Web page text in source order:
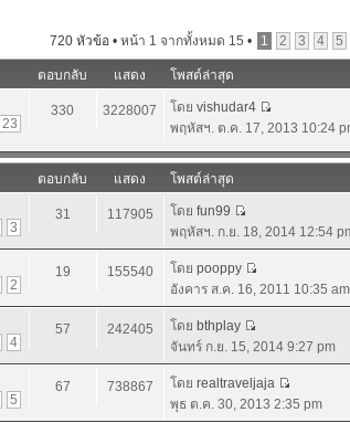
720 หัวข้อ • หน้า 1 จากทั้งหมด 15 • 1 2 3 4 5
ตอบกลับ แสดง
โพสต์ล่าสุด
23
330 3228007 โดย vishudar4
พฤหัสฯ. ต.ค. 17, 2013 10:24
ตอบกลับ แสดง
โพสต์ล่าสุด
3
31 117905 โดย fun99
พฤหัสฯ. ก.ย. 18, 2014 12:54
2
19 155540 โดย pooppy
อังคาร ส.ค. 16, 2011 10:35 am
4
57 242405 โดย bthplay
จันทร์ ก.ย. 15, 2014 9:27 pm
5
67 738867 โดย realtraveljaja
พุธ ต.ค. 30, 2013 2:35 pm